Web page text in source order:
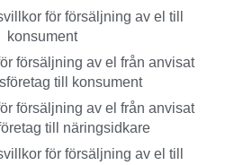
för försäljning av el till
konsument
försäljning av el från anvisat
till konsument
försäljning av el från anvisat
till näringsidkare
för försäljning av el till